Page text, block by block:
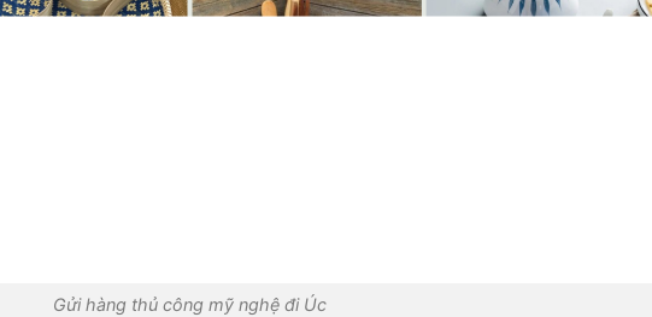
Gửi hàng thủ công mỹ nghệ đi Úc